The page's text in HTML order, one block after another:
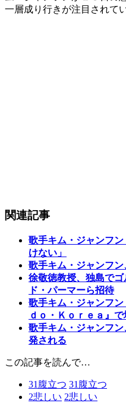
一層成り行きが注目されてい
関連記事
歌手キム・ジャンフ
けない」
歌手キム・ジャンフ
徐敬徳教授、独島で
ド・パーマーら招待
歌手キム・ジャンフ
ｄｏ・Ｋｏｒｅａ』で
歌手キム・ジャンフ
発される
この記事を読んで…
31 腹立つ 31 腹立つ
2悲しい 2悲しい